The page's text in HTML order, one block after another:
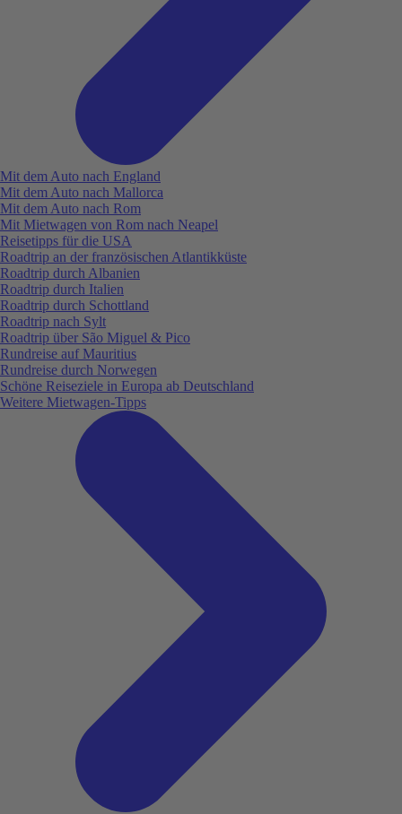
Mit dem Auto nach England
Mit dem Auto nach Mallorca
Mit dem Auto nach Rom
Mit Mietwagen von Rom nach Neapel
Reisetipps für die USA
Roadtrip an der französischen Atlantikküste
Roadtrip durch Albanien
Roadtrip durch Italien
Roadtrip durch Schottland
Roadtrip nach Sylt
Roadtrip über São Miguel & Pico
Rundreise auf Mauritius
Rundreise durch Norwegen
Schöne Reiseziele in Europa ab Deutschland
Weitere Mietwagen-Tipps